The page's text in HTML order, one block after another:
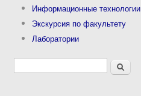
Информационные технологии
Экскурсия по факультету
Лаборатории
Форма поискаПоиск